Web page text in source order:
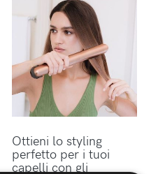
Ottieni lo styling
perfetto per i tuoi
capelli con gli